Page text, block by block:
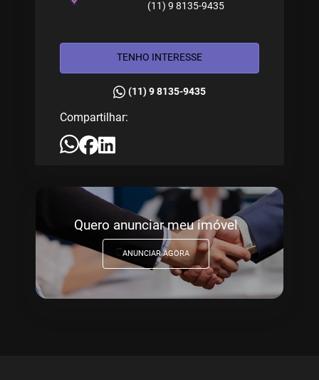
(11) 9 8135-9435
TENHO INTERESSE
(11) 9 8135-9435
Compartilhar:
Quero anunciar meu imóvel
ANUNCIAR AGORA